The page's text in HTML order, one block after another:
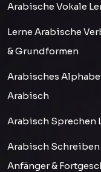
Arabische Vokale
Lerne Arabische
& Grundformen
Arabisches
Arabisch
Arabisch Sprechen
Arabisch Schreiben
Anfänger &